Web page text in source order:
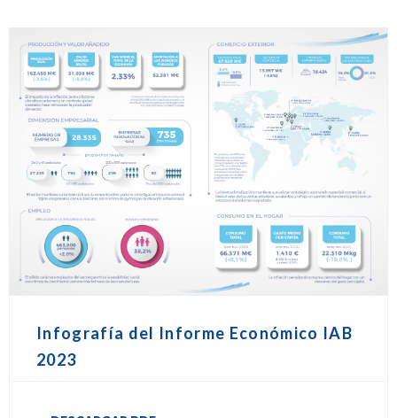
Infografía del Informe Económico IAB
2023